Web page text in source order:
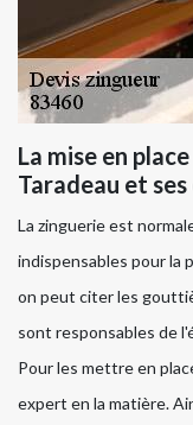
La mise en
Taradeau et
La zinguerie est
indispensables pour la
on peut citer les
sont responsables de
Pour les mettre en
expert en la matière.